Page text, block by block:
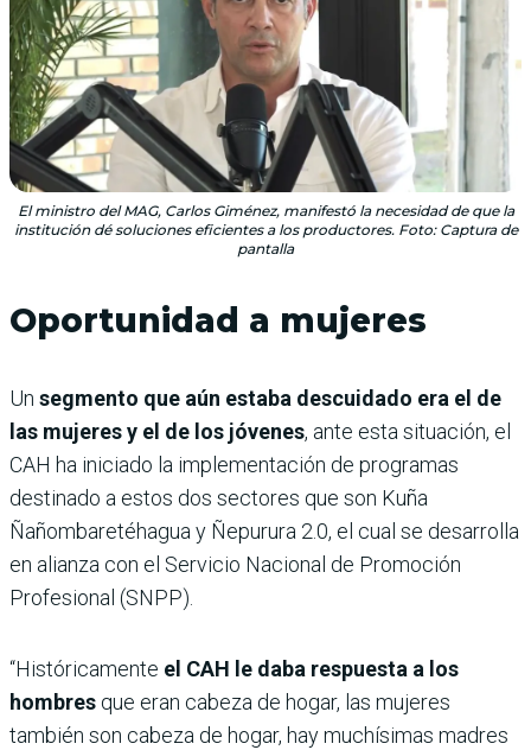
El ministro del MAG, Carlos Giménez, manifestó la necesidad de que la
institución dé soluciones eficientes a los productores. Foto: Captura de
pantalla
Oportunidad a mujeres
Un segmento que aún estaba descuidado era el de
las mujeres y el de los jóvenes, ante esta situación, el
CAH ha iniciado la implementación de programas
destinado a estos dos sectores que son Kuña
Ñañombaretéhagua y Ñepurura 2.0, el cual se desarrolla
en alianza con el Servicio Nacional de Promoción
Profesional (SNPP).
“Históricamente el CAH le daba respuesta a los
hombres que eran cabeza de hogar, las mujeres
también son cabeza de hogar, hay muchísimas madres